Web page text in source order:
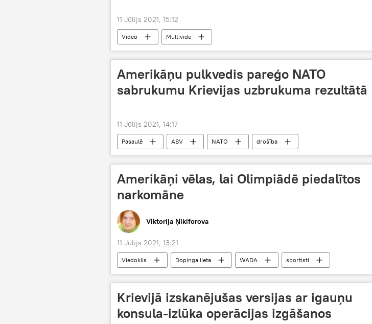
11 Jūlijs 2021, 15:12
Video Multivide
Amerikāņu pulkvedis pareģo NATO
sabrukumu Krievijas uzbrukuma rezultātā
11 Jūlijs 2021, 14:17
Pasaulē ASV NATO drošība
Amerikāņi vēlas, lai Olimpiādē piedalītos
narkomāne
Viktorija Ņikiforova
11 Jūlijs 2021, 13:21
Viedoklis Dopinga lieta WADA sportisti
Krievijā izskanējušas versijas ar igauņu
konsula-izlūka operācijas izgāšanos